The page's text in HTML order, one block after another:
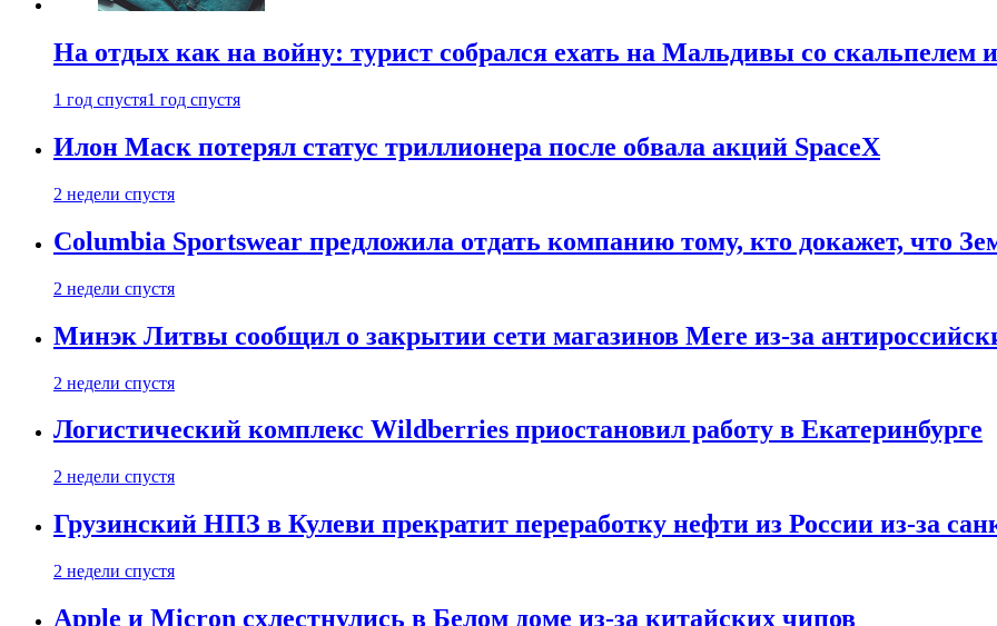
На отдых как на войну: турист собрался ехать на Мальдивы со скальпелем
1 год спустя1 год спустя
Илон Маск потерял статус триллионера после обвала акций SpaceX
2 недели спустя
Columbia Sportswear предложила отдать компанию тому, кто докажет, что
2 недели спустя
Минэк Литвы сообщил о закрытии сети магазинов Mere из-за
2 недели спустя
Логистический комплекс Wildberries приостановил работу в Екатеринбурге
2 недели спустя
Грузинский НПЗ в Кулеви прекратит переработку нефти из России из-за
2 недели спустя
Apple и Micron схлестнулись в Белом доме из-за китайских чипов